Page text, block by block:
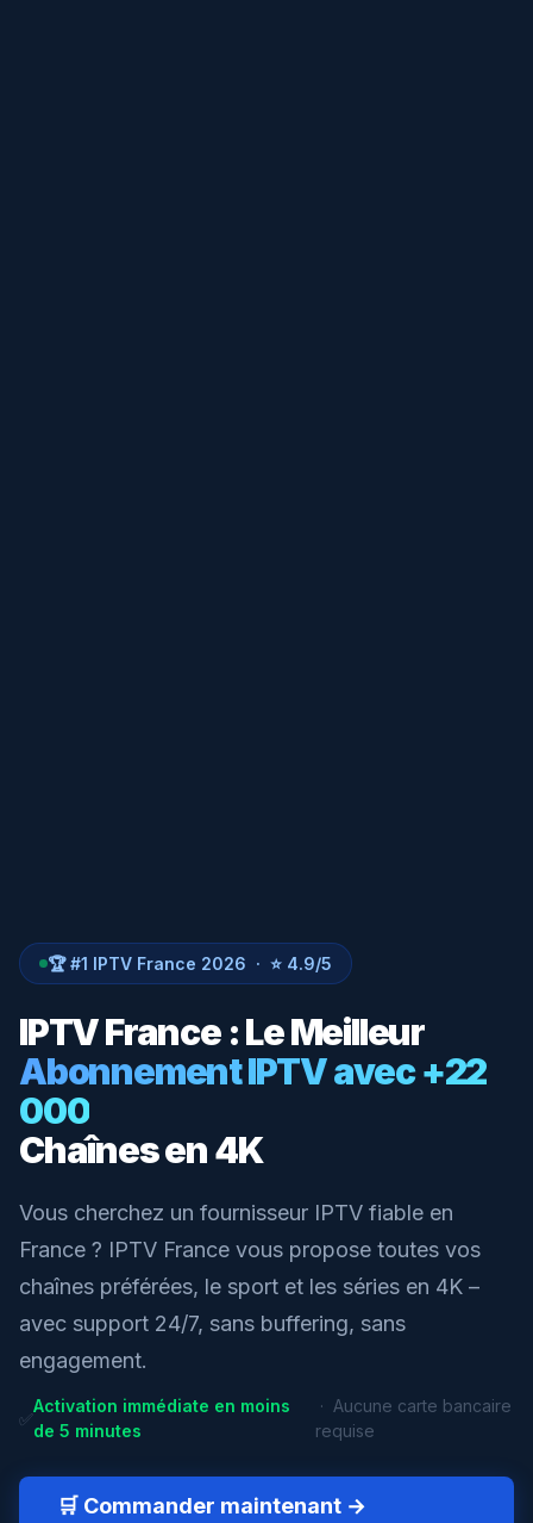
🏆 #1 IPTV France 2026 · ⭐ 4.9/5
IPTV France : Le Meilleur
Abonnement IPTV avec +22
000
Chaînes en 4K
Vous cherchez un fournisseur IPTV fiable en
France ? IPTV France vous propose toutes vos
chaînes préférées, le sport et les séries en 4K –
avec support 24/7, sans buffering, sans
engagement.
✅
Activation immédiate en moins
de 5 minutes
· Aucune carte bancaire
requise
🛒 Commander maintenant →